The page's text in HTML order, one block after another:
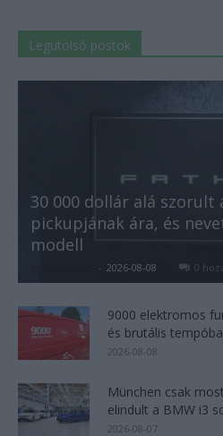
Legutolsó postok
30 000 dollár alá szorult
pickupjának ára, és
modell
- 2026-08-08 0
9000 elektromos
és brutális
2026-08-08
München csak
elindult a BMW i3
2026-08-07